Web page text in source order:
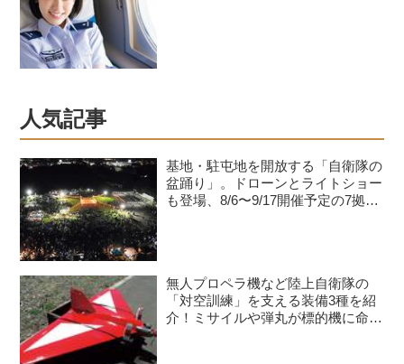
人気記事
基地・駐屯地を開放する「自衛隊の
盆踊り」。ドローンとライトショー
も登場、8/6〜9/17開催予定の7拠点
無人プロペラ機など陸上自衛隊の
「対空訓練」を支える装備3種を紹
介！ミサイルや弾丸が標的機に命中